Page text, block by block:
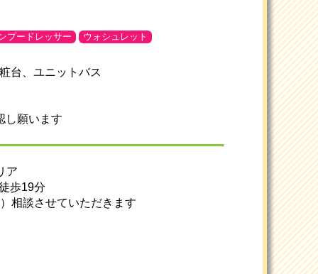
プードレッサー ウォシュレット
台、ユニットバス
し願います
ア
歩19分
相談させていただきます